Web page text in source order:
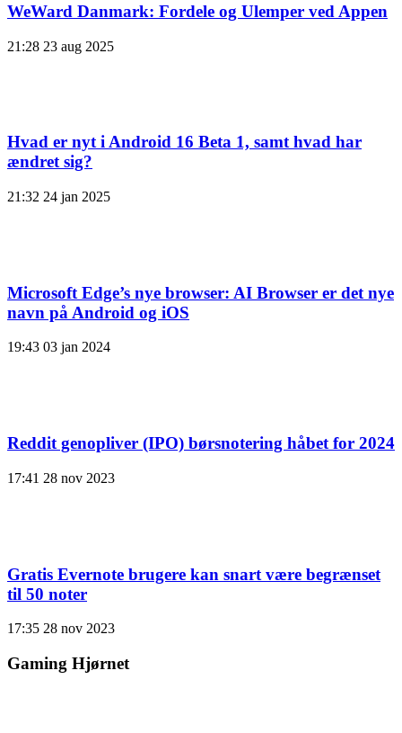
WeWard Danmark: Fordele og Ulemper ved Appen
21:28 23 aug 2025
Hvad er nyt i Android 16 Beta 1, samt hvad har
ændret sig?
21:32 24 jan 2025
Microsoft Edge’s nye browser: AI Browser er det nye
navn på Android og iOS
19:43 03 jan 2024
Reddit genopliver (IPO) børsnotering håbet for 2024
17:41 28 nov 2023
Gratis Evernote brugere kan snart være begrænset
til 50 noter
17:35 28 nov 2023
Gaming Hjørnet